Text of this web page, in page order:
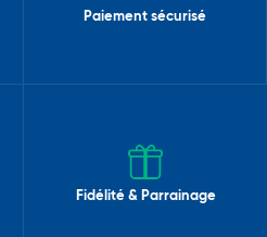
Paiement sécurisé
Fidélité & Parrainage